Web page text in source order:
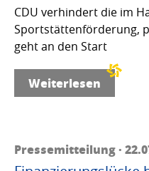
CDU verhindert die im
Sportstättenförderung,
geht an den Start
Weiterlesen
Pressemitteilung ·